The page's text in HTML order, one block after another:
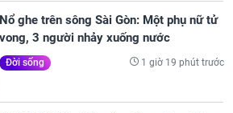
Nổ ghe trên sông Sài Gòn: Một phụ nữ tử
vong, 3 người nhảy xuống nước
Đời sống 1 giờ 19 phút trước